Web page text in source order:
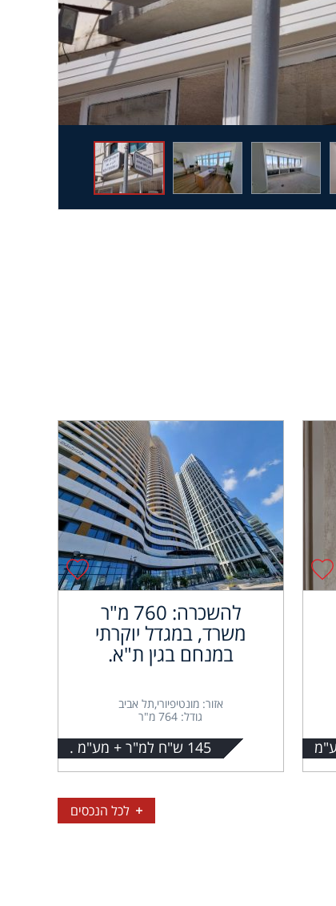
להשכרה: 760 מ"ר
משרד, במגדל יוקרתי
במנחם בגין ת"א.
אזור: מונטיפיורי,תל אביב
גודל: 764 מ"ר
145 ש"ח למ"ר + מע"מ .
לכל הנכסים